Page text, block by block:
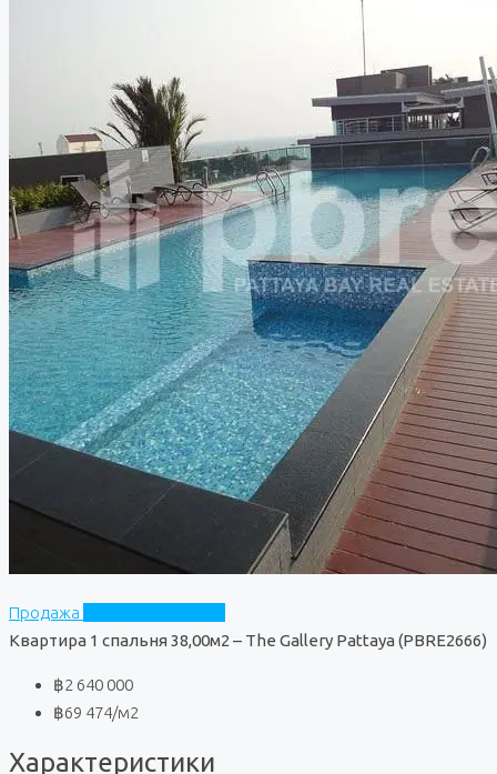
Продажа
Квартира 1 спальня 38,00м2 – The Gallery Pattaya (PBRE2666)
฿2 640 000
฿69 474/м2
Характеристики